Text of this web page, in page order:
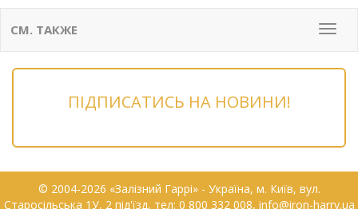
Меню
СМ. ТАКЖЕ
ПІДПИСАТИСЬ НА НОВИНИ!
© 2004-2026 «Залізний Гаррі» - Українa, м. Київ, вул.
Старосільська 1У, 2 під'їзд, тел: 0 800 332 008, info@iron-harry.ua